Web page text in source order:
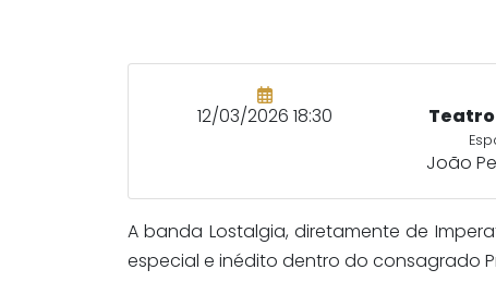
12/03/2026 18:30
João
A banda Lostalgia, diretamente de
especial e inédito dentro do consagrado